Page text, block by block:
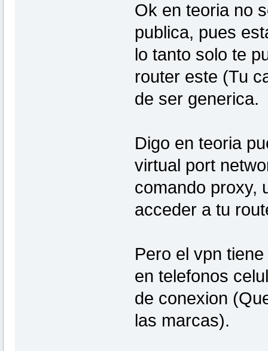
Ok en teoria no
publica, pues
lo tanto solo te
router este (Tu
de ser generica.
Digo en teoria
virtual port
comando proxy,
acceder a tu
Pero el vpn
en telefonos
de conexion
las marcas).